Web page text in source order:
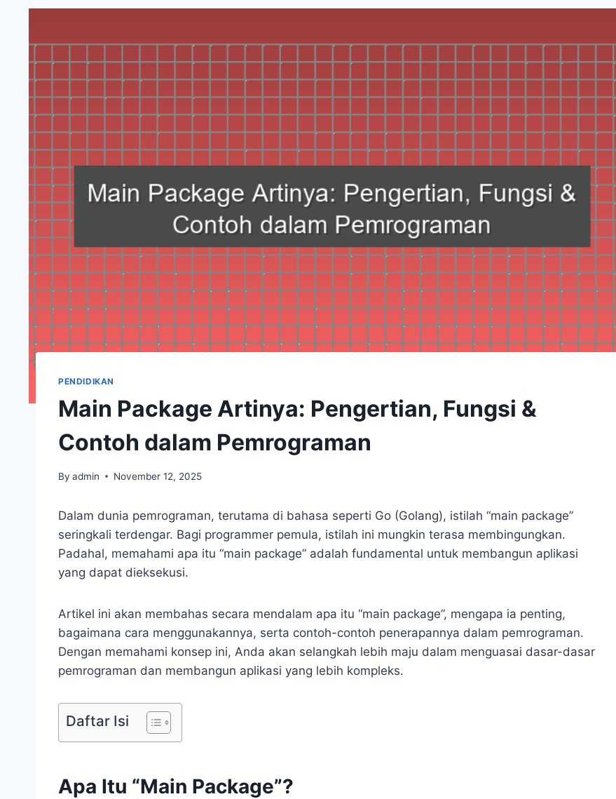
PENDIDIKAN
Main Package Artinya: Pengertian, Fungsi &
Contoh dalam Pemrograman
By admin November 12, 2025
Dalam dunia pemrograman, terutama di bahasa seperti Go (Golang), istilah “main package”
seringkali terdengar. Bagi programmer pemula, istilah ini mungkin terasa membingungkan.
Padahal, memahami apa itu “main package” adalah fundamental untuk membangun aplikasi
yang dapat dieksekusi.
Artikel ini akan membahas secara mendalam apa itu “main package”, mengapa ia penting,
bagaimana cara menggunakannya, serta contoh-contoh penerapannya dalam pemrograman.
Dengan memahami konsep ini, Anda akan selangkah lebih maju dalam menguasai dasar-dasar
pemrograman dan membangun aplikasi yang lebih kompleks.
Daftar Isi
Apa Itu “Main Package”?